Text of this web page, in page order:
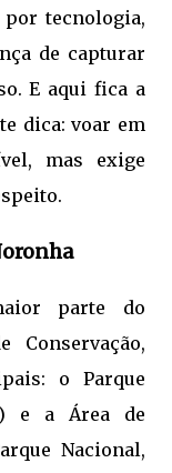
tecnologia,
de capturar
E aqui fica a
dica: voar em
mas exige
parte do
Conservação,
o Parque
e a Área de
Nacional,